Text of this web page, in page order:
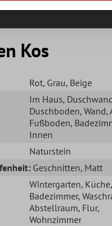
Kos
Rot, Grau, Beige
Im Haus,
Duschboden, Wand,
Fußboden,
Innen
Naturstein
Geschnitten, Matt
Wintergarten, Küche,
Badezimmer,
Abstellraum, Flur,
Wohnzimmer